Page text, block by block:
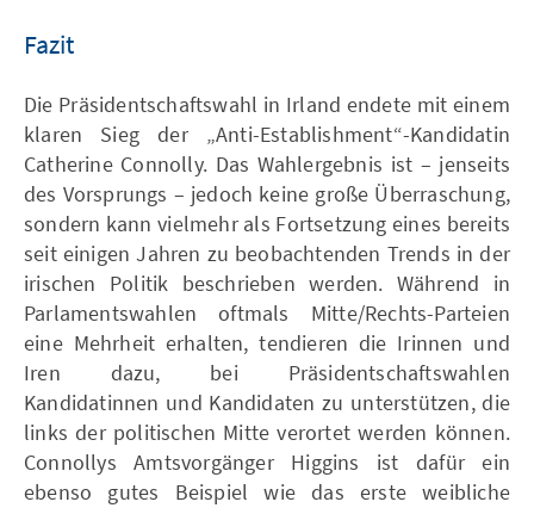
Fazit
Die Präsidentschaftswahl in Irland endete mit einem
klaren Sieg der „Anti-Establishment“-Kandidatin
Catherine Connolly. Das Wahlergebnis ist – jenseits
des Vorsprungs – jedoch keine große Überraschung,
sondern kann vielmehr als Fortsetzung eines bereits
seit einigen Jahren zu beobachtenden Trends in der
irischen Politik beschrieben werden. Während in
Parlamentswahlen oftmals Mitte/Rechts-Parteien
eine Mehrheit erhalten, tendieren die Irinnen und
Iren dazu, bei Präsidentschaftswahlen
Kandidatinnen und Kandidaten zu unterstützen, die
links der politischen Mitte verortet werden können.
Connollys Amtsvorgänger Higgins ist dafür ein
ebenso gutes Beispiel wie das erste weibliche